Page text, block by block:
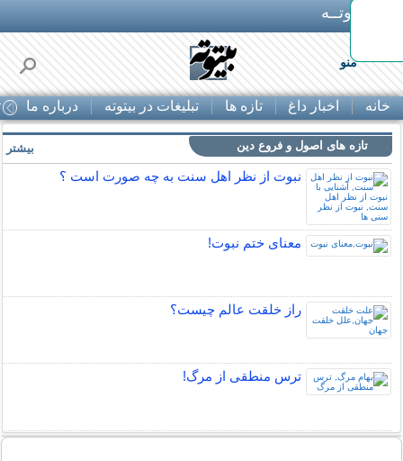
بـیتوتــه
منو
خانه اخبار داغ تازه ها تبلیغات در بیتوته درباره ما
تازه های اصول و فروع دین
نبوت از نظر اهل سنت به چه صورت است ؟
معنای ختم نبوت!
راز خلقت عالم چيست؟
ترس منطقی از مرگ!
بیشتر